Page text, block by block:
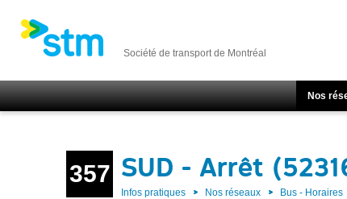
Société de transport de Montréal
Nos
357 SUD - Arrêt
Infos pratiques Nos réseaux Bus - Horaires